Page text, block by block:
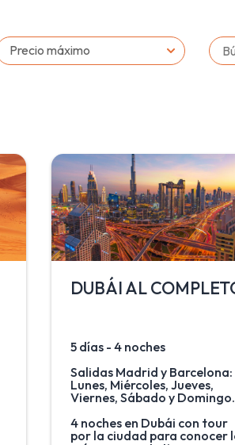
Precio máximo
DUBÁI AL
5 días - 4 noches
Salidas Madrid y Barcelona:
Lunes, Miércoles, Jueves,
Viernes, Sábado y Domingo.
4 noches en Dubái con tour
por la ciudad para conocer